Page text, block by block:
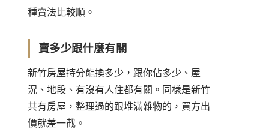
種賣法比較順。
賣多少跟什麼有關
新竹房屋持分能換多少，跟你佔多少、屋
況、地段、有沒有人住都有關。同樣是新竹
共有房屋，整理過的跟堆滿雜物的，買方出
價就差一截。